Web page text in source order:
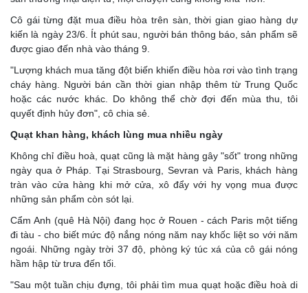
Cô gái từng đặt mua điều hòa trên sàn, thời gian giao hàng dự
kiến là ngày 23/6. Ít phút sau, người bán thông báo, sản phẩm sẽ
được giao đến nhà vào tháng 9.
"Lượng khách mua tăng đột biến khiến điều hòa rơi vào tình trạng
cháy hàng. Người bán cần thời gian nhập thêm từ Trung Quốc
hoặc các nước khác. Do không thể chờ đợi đến mùa thu, tôi
quyết định hủy đơn", cô chia sẻ.
Quạt khan hàng, khách lùng mua nhiều ngày
Không chỉ điều hoà, quạt cũng là mặt hàng gây "sốt" trong những
ngày qua ở Pháp. Tại Strasbourg, Sevran và Paris, khách hàng
tràn vào cửa hàng khi mở cửa, xô đẩy với hy vọng mua được
những sản phẩm còn sót lại.
Cẩm Anh (quê Hà Nội) đang học ở Rouen - cách Paris một tiếng
đi tàu - cho biết mức độ nắng nóng năm nay khốc liệt so với năm
ngoái. Những ngày trời 37 độ, phòng ký túc xá của cô gái nóng
hầm hập từ trưa đến tối.
"Sau một tuần chịu đựng, tôi phải tìm mua quạt hoặc điều hoà di